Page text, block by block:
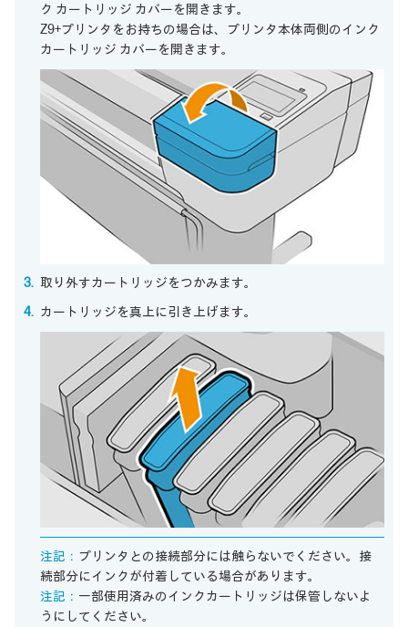
ク カートリッジ カバーを開きます。
Z9+プリンタをお持ちの場合は、プリンタ本体両側のインク
カートリッジ カバーを開きます。
取り外すカートリッジをつかみます。
カートリッジを真上に引き上げます。
注記： プリンタとの接続部分には触らないでください。接
続部分にインクが付着している場合があります。
注記： 一部使用済みのインクカートリッジは保管しないよ
うにしてください。